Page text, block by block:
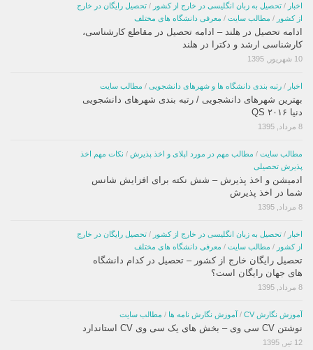
اخبار / تحصیل به زبان انگلیسی در خارج از کشور / تحصیل رایگان در خارج
از کشور / مطالب سایت / معرفی دانشگاه های مختلف
ادامه تحصیل در هلند – ادامه تحصیل در مقاطع کارشناسی،
کارشناسی ارشد و دکترا در هلند
10 شهریور, 1395
اخبار / رتبه بندی دانشگاه ها و شهرهای دانشجویی / مطالب سایت
بهترین شهرهای دانشجویی / رتبه بندی شهرهای دانشجویی
دنیا ۲۰۱۶ QS
8 مرداد, 1395
مطالب سایت / مطالب مهم در مورد اپلای و اخذ پذیرش / نکات مهم اخذ
پذیرش تحصیلی
ادمیشن و اخذ پذیرش – شش نکته برای افزایش شانس
شما در اخذ پذیرش
8 مرداد, 1395
اخبار / تحصیل به زبان انگلیسی در خارج از کشور / تحصیل رایگان در خارج
از کشور / مطالب سایت / معرفی دانشگاه های مختلف
تحصیل رایگان خارج از کشور – تحصیل در کدام دانشگاه
های جهان رایگان است؟
8 مرداد, 1395
آموزش نگارش CV / آموزش نگارش نامه ها / مطالب سایت
نوشتن CV سی وی – بخش های یک سی وی CV استاندارد
12 تیر, 1395